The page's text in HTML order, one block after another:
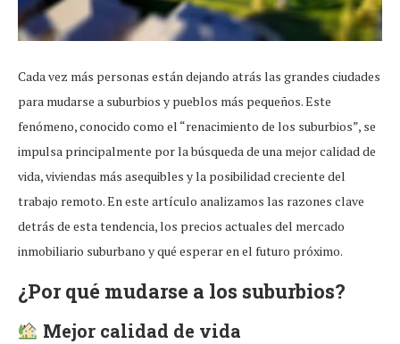
Cada vez más personas están dejando atrás las grandes ciudades
para mudarse a suburbios y pueblos más pequeños. Este
fenómeno, conocido como el “renacimiento de los suburbios”, se
impulsa principalmente por la búsqueda de una mejor calidad de
vida, viviendas más asequibles y la posibilidad creciente del
trabajo remoto. En este artículo analizamos las razones clave
detrás de esta tendencia, los precios actuales del mercado
inmobiliario suburbano y qué esperar en el futuro próximo.
¿Por qué mudarse a los suburbios?
Mejor calidad de vida